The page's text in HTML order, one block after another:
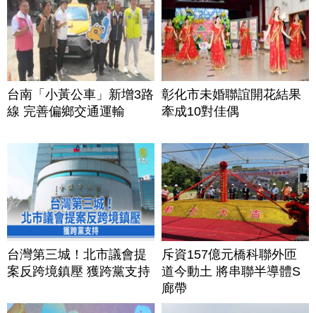
台南「小黃公車」新增3路
線 完善偏鄉交通運輸
彰化市未婚聯誼開花結果
牽成10對佳偶
台灣第三城！北市議會提
案反跨境鎮壓 獲跨黨支持
斥資157億元橋科聯外匝
道今動土 將串聯半導體S
廊帶